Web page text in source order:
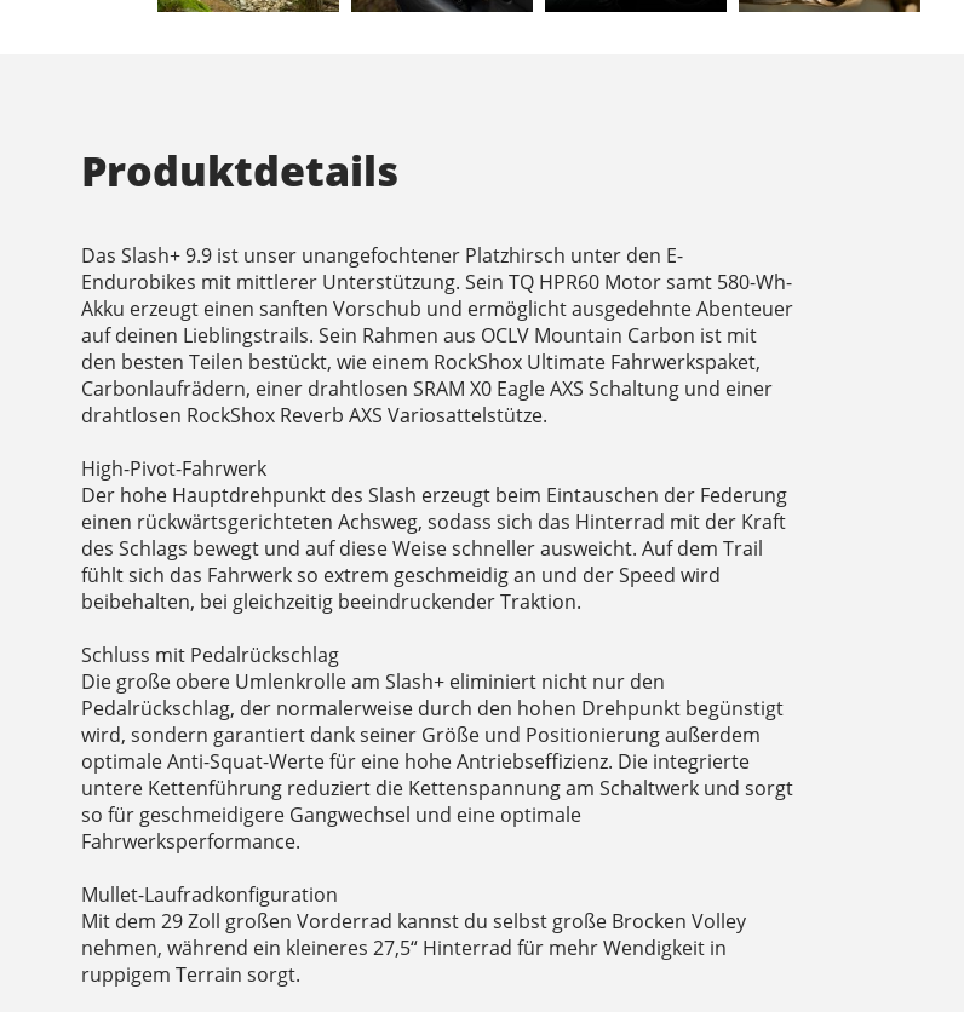
Produktdetails
Das Slash+ 9.9 ist unser unangefochtener Platzhirsch unter den E-
Endurobikes mit mittlerer Unterstützung. Sein TQ HPR60 Motor samt 580-Wh-
Akku erzeugt einen sanften Vorschub und ermöglicht ausgedehnte Abenteuer
auf deinen Lieblingstrails. Sein Rahmen aus OCLV Mountain Carbon ist mit
den besten Teilen bestückt, wie einem RockShox Ultimate Fahrwerkspaket,
Carbonlaufrädern, einer drahtlosen SRAM X0 Eagle AXS Schaltung und einer
drahtlosen RockShox Reverb AXS Variosattelstütze.
High-Pivot-Fahrwerk
Der hohe Hauptdrehpunkt des Slash erzeugt beim Eintauschen der Federung
einen rückwärtsgerichteten Achsweg, sodass sich das Hinterrad mit der Kraft
des Schlags bewegt und auf diese Weise schneller ausweicht. Auf dem Trail
fühlt sich das Fahrwerk so extrem geschmeidig an und der Speed wird
beibehalten, bei gleichzeitig beeindruckender Traktion.
Schluss mit Pedalrückschlag
Die große obere Umlenkrolle am Slash+ eliminiert nicht nur den
Pedalrückschlag, der normalerweise durch den hohen Drehpunkt begünstigt
wird, sondern garantiert dank seiner Größe und Positionierung außerdem
optimale Anti-Squat-Werte für eine hohe Antriebseffizienz. Die integrierte
untere Kettenführung reduziert die Kettenspannung am Schaltwerk und sorgt
so für geschmeidigere Gangwechsel und eine optimale
Fahrwerksperformance.
Mullet-Laufradkonfiguration
Mit dem 29 Zoll großen Vorderrad kannst du selbst große Brocken Volley
nehmen, während ein kleineres 27,5“ Hinterrad für mehr Wendigkeit in
ruppigem Terrain sorgt.